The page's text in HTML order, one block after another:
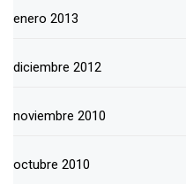
enero 2013
diciembre 2012
noviembre 2010
octubre 2010